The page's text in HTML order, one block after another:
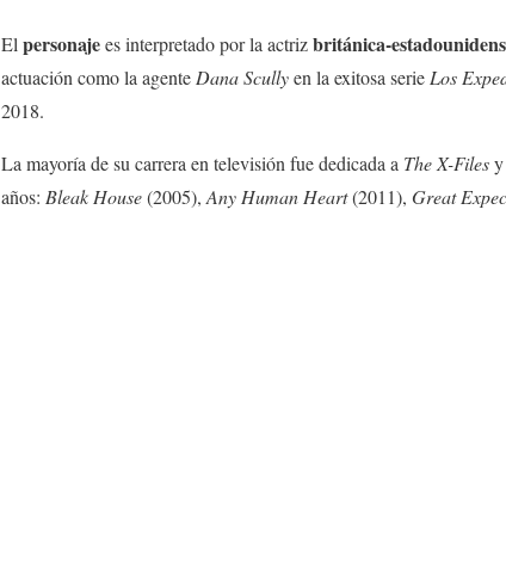
El personajees interpretado por la actrizbritánica-
actuación como la agente Dana Scullyen la exitosa serie Los
2018.
La mayoría de su carrera en televisión fue dedicada a The X-Files
años: Bleak House(2005), Any Human Heart(2011), Great